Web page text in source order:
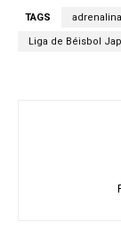
A
b
o
TAGS adrenalina
Liga de Béisbol